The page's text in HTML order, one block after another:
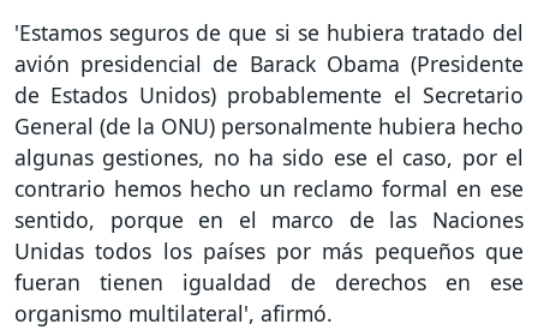
'Estamos seguros de que si se hubiera tratado del
avión presidencial de Barack Obama (Presidente
de Estados Unidos) probablemente el Secretario
General (de la ONU) personalmente hubiera hecho
algunas gestiones, no ha sido ese el caso, por el
contrario hemos hecho un reclamo formal en ese
sentido, porque en el marco de las Naciones
Unidas todos los países por más pequeños que
fueran tienen igualdad de derechos en ese
organismo multilateral', afirmó.